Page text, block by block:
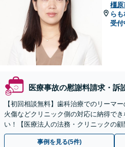
橿原
ら
受付
医療事故の慰謝料請求・訴
【初回相談無料】歯科治療でのリーマ
火傷などクリニック側の対応に納得で
い！【医療法人の法務・クリニックの
ドバイスで、納得のできるトラブルの
事例を見る(5件)